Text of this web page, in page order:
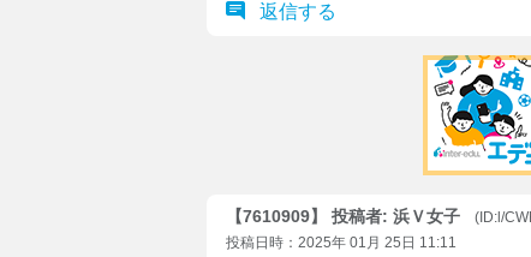
返信する
【7610909】 投稿者: 浜Ｖ女子
(ID:l/
投稿日時：2025年 01月 25日 11:11